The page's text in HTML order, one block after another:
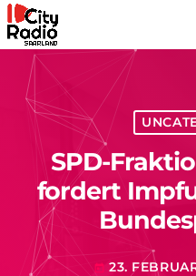
SPD-
fordert
today 23.